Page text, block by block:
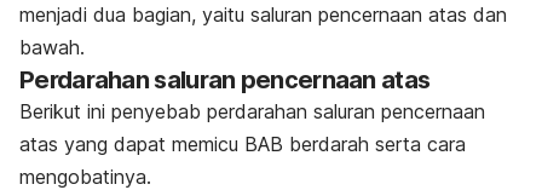
menjadi dua bagian, yaitu saluran pencernaan atas dan
bawah.
Perdarahan saluran pencernaan atas
Berikut ini penyebab perdarahan saluran pencernaan
atas yang dapat memicu BAB berdarah serta cara
mengobatinya.